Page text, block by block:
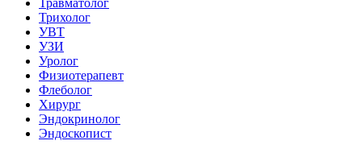
Травматолог
Трихолог
УВТ
УЗИ
Уролог
Физиотерапевт
Флеболог
Хирург
Эндокринолог
Эндоскопист